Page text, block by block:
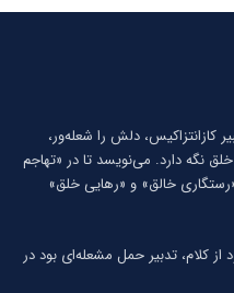
كازانتزاكیس، دلش را شعله‌ور،
نگه دارد. می‌نویسد تا در «تهاجم
خالق» و «رهایی خلق»
از کلام، تدبیر حمل مشعله‌ای بود در